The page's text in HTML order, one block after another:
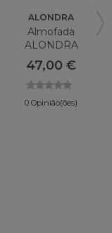
ALONDRA
Almofada
ALONDRA
Montanhas
47,00 €
0 Opinião(ões)